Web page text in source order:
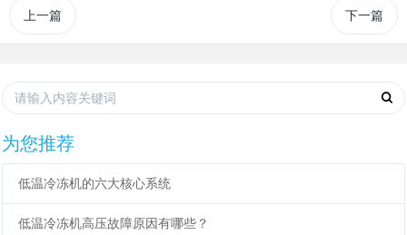
上一篇 下一篇
为您推荐
低温冷冻机的六大核心系统
低温冷冻机高压故障原因有哪些？